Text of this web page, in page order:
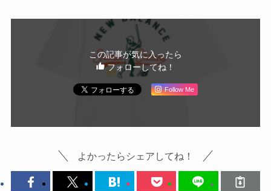
この記事が気に入ったら
フォローしてね！
Follow Me
よかったらシェアしてね！